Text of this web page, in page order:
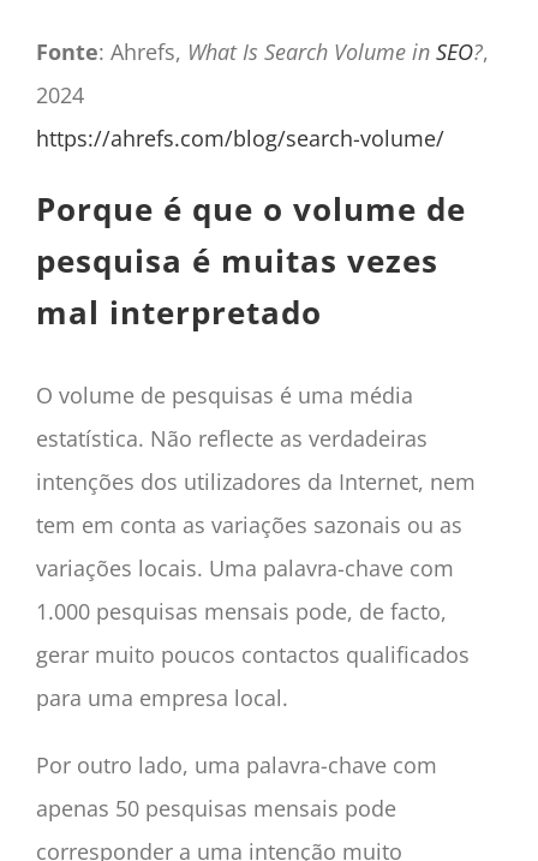
Fonte: Ahrefs, What Is Search Volume in SEO?,
2024
https://ahrefs.com/blog/search-volume/
Porque é que o volume de
pesquisa é muitas vezes
mal interpretado
O volume de pesquisas é uma média
estatística. Não reflecte as verdadeiras
intenções dos utilizadores da Internet, nem
tem em conta as variações sazonais ou as
variações locais. Uma palavra-chave com
1.000 pesquisas mensais pode, de facto,
gerar muito poucos contactos qualificados
para uma empresa local.
Por outro lado, uma palavra-chave com
apenas 50 pesquisas mensais pode
corresponder a uma intenção muito